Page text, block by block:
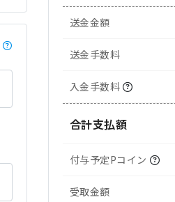
送金金額
送金手数料
入金手数料
合計支払額
付与予定Pコイン
受取金額